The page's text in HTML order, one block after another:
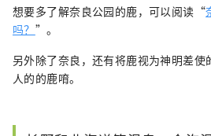
想要多了解奈良公园的鹿，可以阅读“
吗？ ”。
另外除了奈良，还有将鹿视为神明差使
人的的鹿唷。